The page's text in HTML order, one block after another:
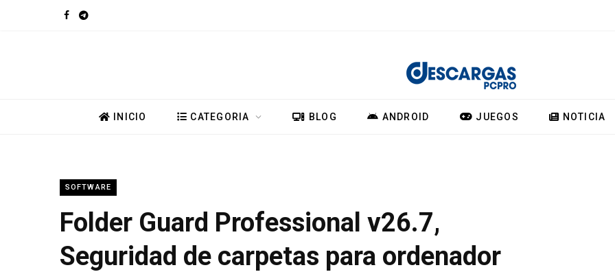
F
o
k
T
a
INICIO CATEGORIA BLOG ANDROID JUEGOS NOTICIA
SOFTWARE
Folder Guard Professional v26.7,
Seguridad de carpetas para ordenador